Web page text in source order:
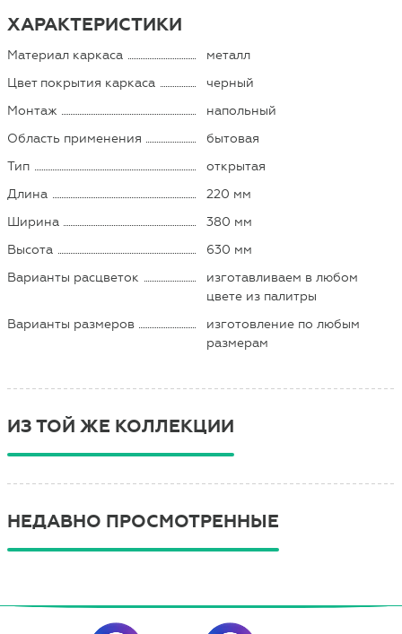
ХАРАКТЕРИСТИКИ
Материал каркаса
металл
Цвет покрытия каркаса
черный
Монтаж
напольный
Область применения
бытовая
Тип
открытая
Длина
220 мм
Ширина
380 мм
Высота
630 мм
Варианты расцветок
изготавливаем в любом
цвете из палитры
Варианты размеров
изготовление по любым
размерам
ИЗ ТОЙ ЖЕ КОЛЛЕКЦИИ
НЕДАВНО ПРОСМОТРЕННЫЕ